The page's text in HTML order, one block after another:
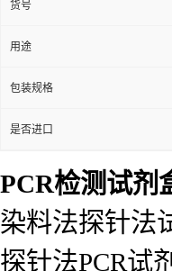
货号
用途
包装规格
是否进口
PCR检测试剂
染料法探针法
探针法PCR试